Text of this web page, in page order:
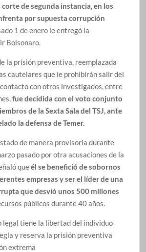
de segunda instancia, en los
por supuesta corrupción
1 de enero le entregó la
Bolsonaro.
la prisión preventiva, reemplazada
cautelares que le prohibirán salir del
con otros investigados, entre
fue decidida con el voto conjunto
de la Sexta Sala del TSJ, ante
la defensa de Temer.
de manera provisoria durante
pasado por otra acusaciones de la
queél se benefició de sobornos
empresas y ser el líder de una
que desvió unos 500 millones
públicos durante 40 años.
legal tiene la libertad del individuo
y reserva la prisión preventiva
extrema